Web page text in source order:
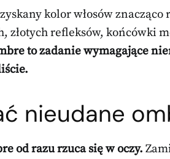
kolor włosów
złotych refleksów, końcówki
to zadanie wymagające
nieudane
od razu rzuca się w oczy.